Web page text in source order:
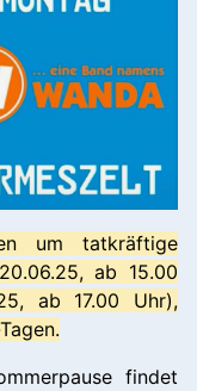
um tatkräftige
ab 15.00
ab 17.00 Uhr),
findet